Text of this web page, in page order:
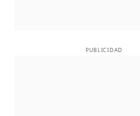
PUBLICIDAD